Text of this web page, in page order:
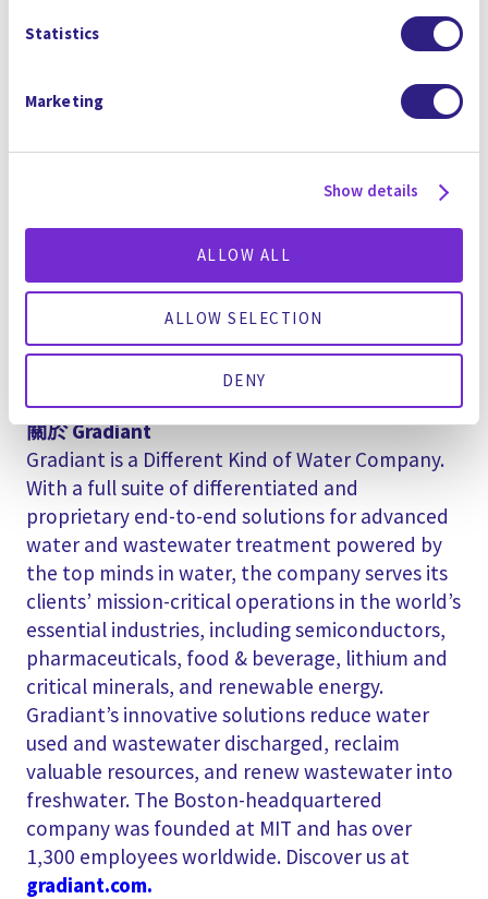
Statistics
Marketing
Show details
ALLOW ALL
ALLOW SELECTION
DENY
以解決工業客戶面臨的環境廢水排放法規
戈潤在中國的合作夥伴包括全球最大的汽
輪機製造商和跨國發電公司上海電氣
Gradiant deployed the Carrier Gas
plant built by Shanghai Electric to treat
wastewater from the Flue Gas
Desulfurization (FGD) process, increasing
fresh water recovery to over 90 percent,
increasing uptime, and improving overall
efficiency compared to incumbent
關於 Gradiant
Gradiant is a Different Kind of Water Company.
With a full suite of differentiated and
proprietary end-to-end solutions for advanced
water and wastewater treatment powered by
the top minds in water, the company serves its
clients’ mission-critical operations in the world’s
essential industries, including semiconductors,
pharmaceuticals, food & beverage, lithium and
critical minerals, and renewable energy.
Gradiant’s innovative solutions reduce water
used and wastewater discharged, reclaim
valuable resources, and renew wastewater into
freshwater. The Boston-headquartered
company was founded at MIT and has over
1,300 employees worldwide. Discover us at
gradiant.com.